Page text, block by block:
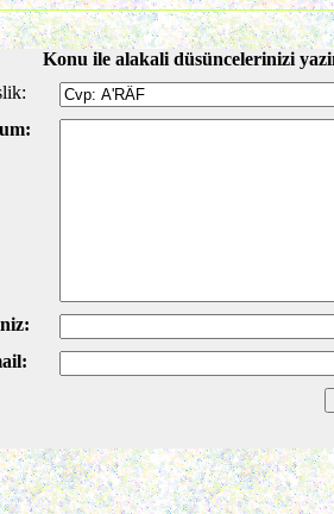
Konu ile alakali düsüncelerinizi